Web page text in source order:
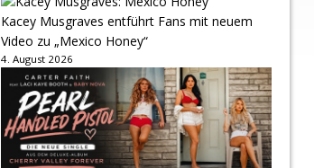
Kacey Musgraves entführt Fans mit neuem
Video zu „Mexico Honey“
4. August 2026